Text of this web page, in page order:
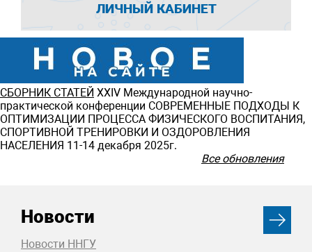
ЛИЧНЫЙ КАБИНЕТ
СБОРНИК СТАТЕЙ ХXIV Международной научно-
практической конференции СОВРЕМЕННЫЕ ПОДХОДЫ К
ОПТИМИЗАЦИИ ПРОЦЕССА ФИЗИЧЕСКОГО ВОСПИТАНИЯ,
СПОРТИВНОЙ ТРЕНИРОВКИ И ОЗДОРОВЛЕНИЯ
НАСЕЛЕНИЯ 11-14 декабря 2025г.
Все обновления
Новости
Новости ННГУ